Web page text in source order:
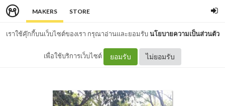
MAKERS STORE
เราใช้คุ๊กกี้บนเว็บไซต์ของเรา กรุณาอ่านและยอมรับนโยบายความเป็นส่วนตัว
เพื่อใช้บริการเว็บไซต์ ยอมรับ ไม่ยอมรับ